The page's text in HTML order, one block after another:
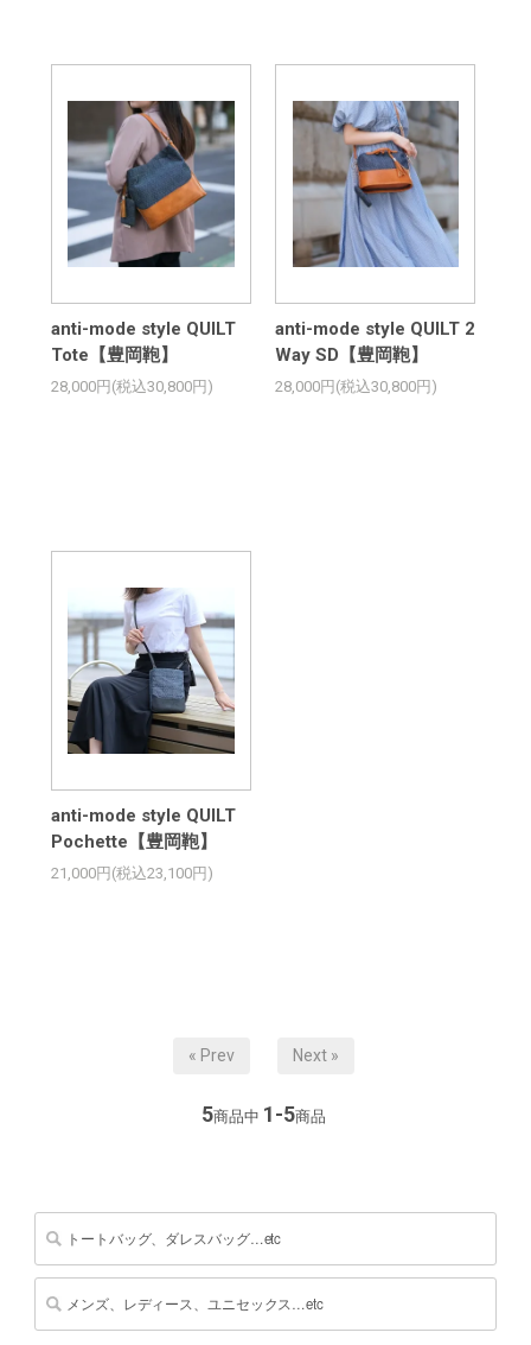
anti-mode style QUILT
Tote【豊岡鞄】
28,000円(税込30,800円)
anti-mode style QUILT 2
Way SD【豊岡鞄】
28,000円(税込30,800円)
anti-mode style QUILT
Pochette【豊岡鞄】
21,000円(税込23,100円)
« Prev Next »
5商品中 1-5商品